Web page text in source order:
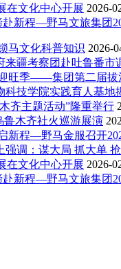
在文化中心开展 2026-
新程—野马文旅集团
马文化科普知识 2026-
来疆考察团赴吐鲁番市
旺季——集团第二届拔
科技学院实践育人基地
齐主题活动”隆重举行
鲁木齐社火巡游展演
新程—野马金服召开
强调：谋大局 抓大单
在文化中心开展 2026-
新程—野马文旅集团